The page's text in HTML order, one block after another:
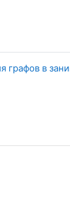
графов в